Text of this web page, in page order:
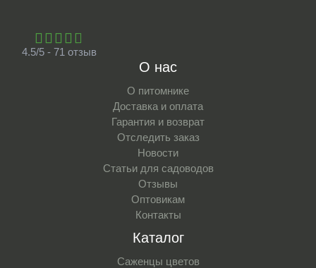
4.5/5 - 71 отзыв
О нас
О питомнике
Доставка и оплата
Гарантия и возврат
Отследить заказ
Новости
Статьи для садоводов
Отзывы
Оптовикам
Контакты
Каталог
Саженцы цветов